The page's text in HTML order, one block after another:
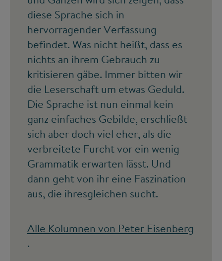
diese Sprache sich in
hervorragender Verfassung
befindet. Was nicht heißt, dass es
nichts an ihrem Gebrauch zu
kritisieren gäbe. Immer bitten wir
die Leserschaft um etwas Geduld.
Die Sprache ist nun einmal kein
ganz einfaches Gebilde, erschließt
sich aber doch viel eher, als die
verbreitete Furcht vor ein wenig
Grammatik erwarten lässt. Und
dann geht von ihr eine Faszination
aus, die ihresgleichen sucht.
Alle Kolumnen von Peter Eisenberg
.